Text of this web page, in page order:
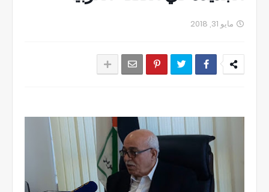
مايو 31, 2018